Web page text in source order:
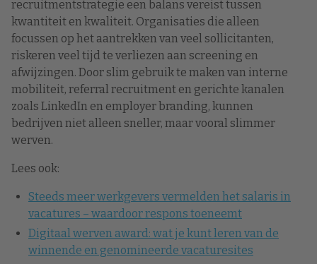
recruitmentstrategie een balans vereist tussen
kwantiteit en kwaliteit. Organisaties die alleen
focussen op het aantrekken van veel sollicitanten,
riskeren veel tijd te verliezen aan screening en
afwijzingen. Door slim gebruik te maken van interne
mobiliteit, referral recruitment en gerichte kanalen
zoals LinkedIn en employer branding, kunnen
bedrijven niet alleen sneller, maar vooral slimmer
werven.
Lees ook:
Steeds meer werkgevers vermelden het salaris in
vacatures – waardoor respons toeneemt
Digitaal werven award: wat je kunt leren van de
winnende en genomineerde vacaturesites